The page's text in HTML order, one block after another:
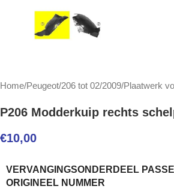
Home/Peugeot/206 tot 02/2009/Plaatwerk
P206 Modderkuip rechts
€10,00
VERVANGINGSONDERDEEL
ORIGINEEL NUMMER